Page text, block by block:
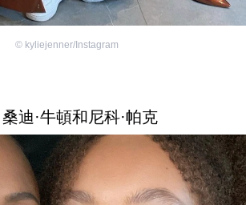
© kyliejenner/Instagram
迪·牛頓和尼科·帕克